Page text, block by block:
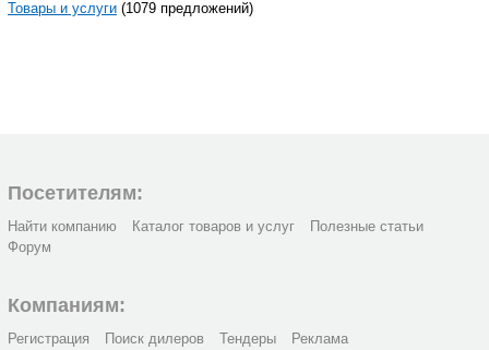
Товары и услуги (1079 предложений)
Посетителям:
Найти компанию Каталог товаров и услуг
Полезные статьи
Форум
Компаниям:
Регистрация Поиск дилеров Тендеры Реклама